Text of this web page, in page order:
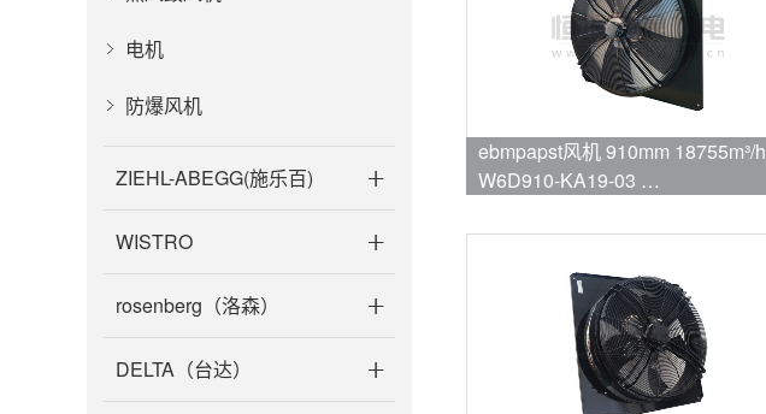
电机
防爆风机
ZIEHL-ABEGG(施乐百)
WISTRO
rosenberg（洛森）
DELTA（台达）
ebmpapst风机 910mm 18755m³/h
W6D910-KA19-03